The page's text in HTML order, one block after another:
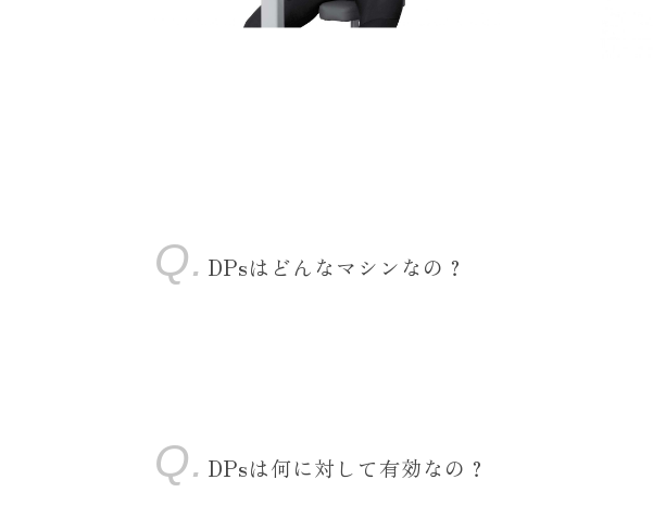
DPsはどんなマシンなの？
DPsは何に対して有効なの？